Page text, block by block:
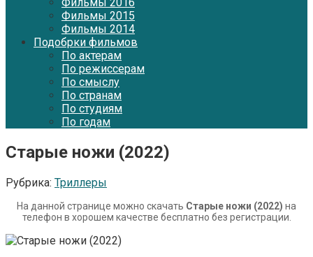
Фильмы 2015
Фильмы 2014
Подобрки фильмов
По актерам
По режиссерам
По смыслу
По странам
По студиям
По годам
Старые ножи (2022)
Рубрика: Триллеры
На данной странице можно скачать Старые ножи (2022) на
телефон в хорошем качестве бесплатно без регистрации.